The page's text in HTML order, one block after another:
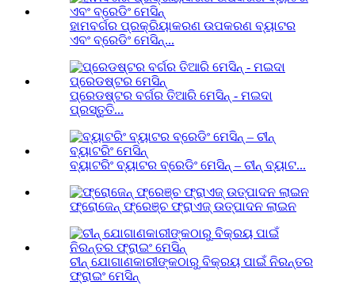
ହାମବର୍ଗର ପ୍ରକ୍ରିୟାକରଣ ଉପକରଣ ବ୍ୟାଟର
ଏବଂ ବ୍ରେଡିଂ ମେସିନ୍...
ପ୍ରେଡଷ୍ଟର ବର୍ଗର ତିଆରି ମେସିନ୍ - ମଇଦା
ପ୍ରସ୍ତୁତି...
ବ୍ୟାଟରିଂ ବ୍ୟାଟର ବ୍ରେଡିଂ ମେସିନ୍ – ଚୀନ୍ ବ୍ୟାଟ...
ଫ୍ରୋଜେନ୍ ଫ୍ରେଞ୍ଚ ଫ୍ରାଏଜ୍ ଉତ୍ପାଦନ ଲାଇନ
ଚୀନ୍ ଯୋଗାଣକାରୀଙ୍କଠାରୁ ବିକ୍ରୟ ପାଇଁ ନିରନ୍ତର
ଫ୍ରାଇଂ ମେସିନ୍